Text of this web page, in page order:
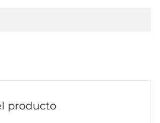
producto